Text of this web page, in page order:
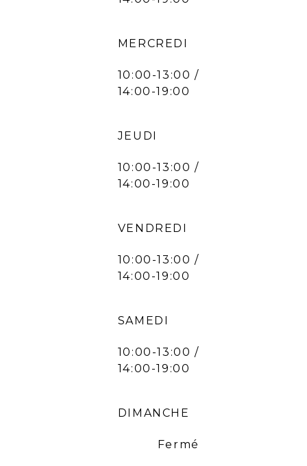
MERCREDI
10:00-13:00 /
14:00-19:00
JEUDI
10:00-13:00 /
14:00-19:00
VENDREDI
10:00-13:00 /
14:00-19:00
SAMEDI
10:00-13:00 /
14:00-19:00
DIMANCHE
Fermé